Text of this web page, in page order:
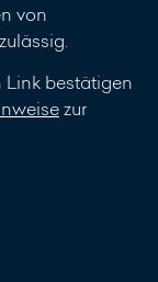
von
Link bestätigen
zur